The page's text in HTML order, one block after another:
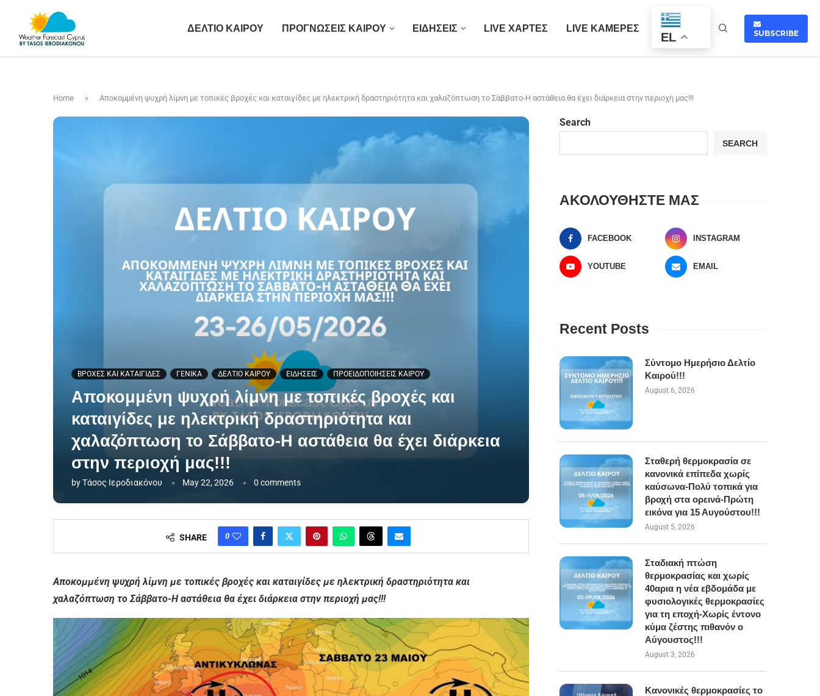
ΔΕΛΤΙΟ ΚΑΙΡΟΥ ΠΡΟΓΝΩΣΕΙΣ ΚΑΙΡΟΥ ΕΙΔΗΣΕΙΣ LIVE ΧΑΡΤΕΣ LIVE ΚΑΜΕΡΕΣ
EL SUBSCRIBE
Home » Αποκομμένη ψυχρή λίμνη με τοπικές βροχές και καταιγίδες με ηλεκτρική δραστηριότητα και χαλαζόπτωση το Σάββατο-Η αστάθεια θα έχει διάρκεια στην περιοχή μας!!!
ΒΡΟΧΕΣ ΚΑΙ ΚΑΤΑΙΓΙΔΕΣ ΓΕΝΙΚΑ ΔΕΛΤΙΟ ΚΑΙΡΟΥ ΕΙΔΗΣΕΙΣ ΠΡΟΕΙΔΟΠΟΙΗΣΕΙΣ ΚΑΙΡΟΥ
Αποκομμένη ψυχρή λίμνη με τοπικές βροχές και
καταιγίδες με ηλεκτρική δραστηριότητα και
χαλαζόπτωση το Σάββατο-Η αστάθεια θα έχει διάρκεια
στην περιοχή μας!!!
byΤάσος Ιεροδιακόνου May 22, 2026 0 comments
SHARE 0
Αποκομμένη ψυχρή λίμνη με τοπικές βροχές και καταιγίδες με ηλεκτρική δραστηριότητα και
χαλαζόπτωση το Σάββατο-Η αστάθεια θα έχει διάρκεια στην περιοχή μας!!!
Search
SEARCH
ΑΚΟΛΟΥΘΗΣΤΕ ΜΑΣ
FACEBOOK INSTAGRAM
YOUTUBE EMAIL
Recent Posts
Σύντομο Ημερήσιο Δελτίο
Καιρού!!!
August 6, 2026
Σταθερή θερμοκρασία σε
κανονικά επίπεδα χωρίς
καύσωνα-Πολύ τοπικά για
βροχή στα ορεινά-Πρώτη
εικόνα για 15 Αυγούστου!!!
August 5, 2026
Σταδιακή πτώση
θερμοκρασίας και χωρίς
40αρια η νέα εβδομάδα με
φυσιολογικές θερμοκρασίες
για τη εποχή-Χωρίς έντονο
κύμα ζέστης πιθανόν ο
Αύγουστος!!!
August 3, 2026
Κανονικές θερμοκρασίες το